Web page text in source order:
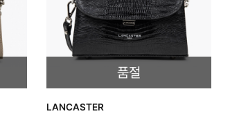
품절
LANCASTER